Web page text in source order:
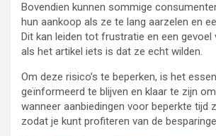
Bovendien kunnen sommige
hun aankoop als ze te lang aarzelen en
Dit kan leiden tot frustratie en een gevoel
als het artikel iets is dat ze echt wilden.
Om deze risico’s te beperken, is het
geïnformeerd te blijven en klaar te zijn
wanneer aanbiedingen voor beperkte tijd
zodat je kunt profiteren van de